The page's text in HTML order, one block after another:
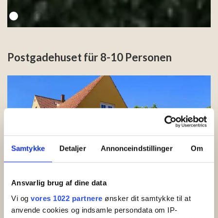
Samtykke Detaljer Annonceindstillinger Om
Ansvarlig brug af dine data
Vi og vores 1022 partnere ønsker dit samtykke til at
anvende cookies og indsamle persondata om IP-
Postgadehuset für 8-10 Personen